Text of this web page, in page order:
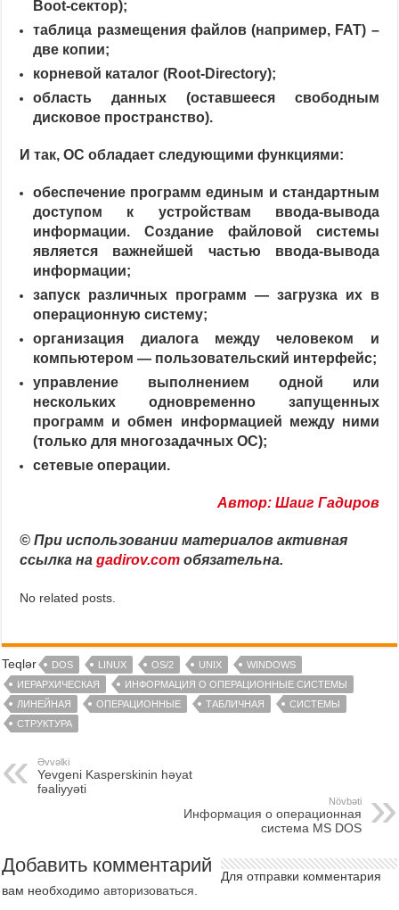
Boot-сектор);
таблица размещения файлов (например, FAT) –
две копии;
корневой каталог (Root-Directory);
область данных (оставшееся свободным
дисковое пространство).
И так, ОС обладает следующими функциями:
обеспечение программ единым и стандартным
доступом к устройствам ввода-вывода
информации. Создание файловой системы
является важнейшей частью ввода-вывода
информации;
запуск различных программ — загрузка их в
операционную систему;
организация диалога между человеком и
компьютером — пользовательский интерфейс;
управление выполнением одной или
нескольких одновременно запущенных
программ и обмен информацией между ними
(только для многозадачных ОС);
сетевые операции.
Автор: Шаиг Гадиров
© При использовании материалов активная
ссылка наgadirov.com обязательна.
No related posts.
Teqlər DOS LINUX OS/2 UNIX
WINDOWS
ИЕРАРХИЧЕСКАЯ
ИНФОРМАЦИЯ О ОПЕРАЦИОННЫЕ СИСТЕМЫ
ЛИНЕЙНАЯ
ОПЕРАЦИОННЫЕ ТАБЛИЧНАЯ
СИСТЕМЫ
СТРУКТУРА
Əvvəlki
Yevgeni Kasperskinin həyat
fəaliyyəti
Növbəti
Информация о операционная
система MS DOS
Добавить комментарий
Для отправки комментария
вам необходимоавторизоваться